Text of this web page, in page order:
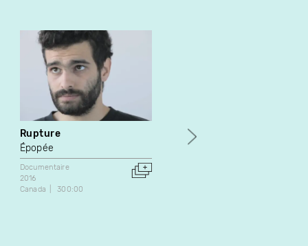
Rupture
Épopée
Documentaire
2016
Canada
300:00
Aftermath
Mike Hoolboom